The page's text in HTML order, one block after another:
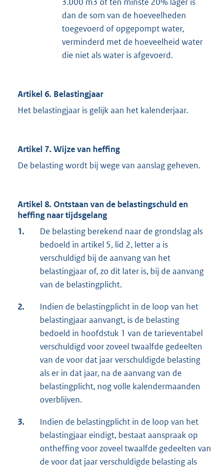
dan de som van de hoeveelheden
toegevoerd of opgepompt water,
verminderd met de hoeveelheid water
die niet als water is afgevoerd.
Artikel 6. Belastingjaar
Het belastingjaar is gelijk aan het kalenderjaar.
Artikel 7. Wijze van heffing
De belasting wordt bij wege van aanslag geheven.
Artikel 8. Ontstaan van de belastingschuld en
heffing naar tijdsgelang
1.
De belasting berekend naar de grondslag als
bedoeld in artikel 5, lid 2, letter a is
verschuldigd bij de aanvang van het
belastingjaar of, zo dit later is, bij de aanvang
van de belastingplicht.
2.
Indien de belastingplicht in de loop van het
belastingjaar aanvangt, is de belasting
bedoeld in hoofdstuk 1 van de tarieventabel
verschuldigd voor zoveel twaalfde gedeelten
van de voor dat jaar verschuldigde belasting
als er in dat jaar, na de aanvang van de
belastingplicht, nog volle kalendermaanden
overblijven.
3.
Indien de belastingplicht in de loop van het
belastingjaar eindigt, bestaat aanspraak op
ontheffing voor zoveel twaalfde gedeelten van
de voor dat jaar verschuldigde belasting als